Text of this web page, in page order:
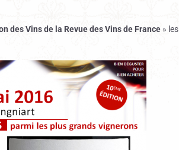
des Vins de la Revue des Vins de France » les